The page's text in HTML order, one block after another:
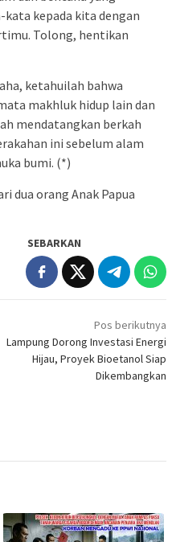
kepada kita dengan
Tolong, hentikan
ketahuilah bahwa
makhluk hidup lain dan
mendatangkan berkah
ini sebelum alam
bumi. (*)
dua orang Anak Papua
SEBARKAN
Pos berikutnya
Lampung Dorong Investasi Energi
Hijau, Proyek Bioetanol Siap
Dikembangkan